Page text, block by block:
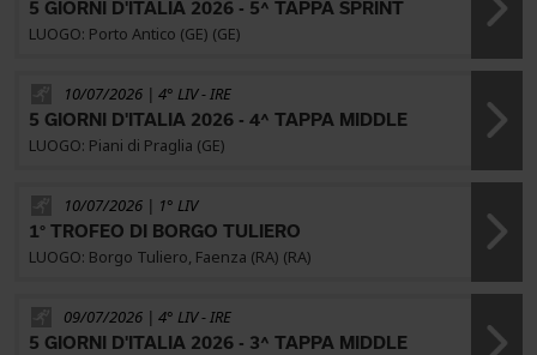
5 GIORNI D'ITALIA 2026 - 5^ TAPPA SPRINT
LUOGO: Porto Antico (GE) (GE)
10/07/2026 | 4° LIV -IRE
5 GIORNI D'ITALIA 2026 - 4^ TAPPA MIDDLE
LUOGO: Piani di Praglia (GE)
10/07/2026 | 1° LIV
1° TROFEO DI BORGO TULIERO
LUOGO: Borgo Tuliero, Faenza (RA) (RA)
09/07/2026 | 4° LIV -IRE
5 GIORNI D'ITALIA 2026 - 3^ TAPPA MIDDLE